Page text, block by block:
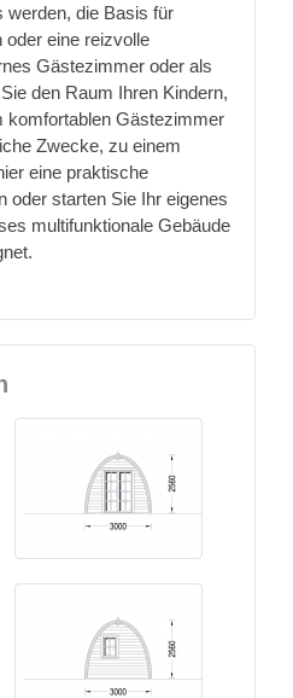
werden, die Basis für
oder eine reizvolle
Gästezimmer oder als
den Raum Ihren Kindern,
komfortablen Gästezimmer
Zwecke, zu einem
eine praktische
oder starten Sie Ihr eigenes
multifunktionale Gebäude